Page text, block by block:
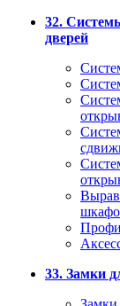
32.
дверей
33. Замки